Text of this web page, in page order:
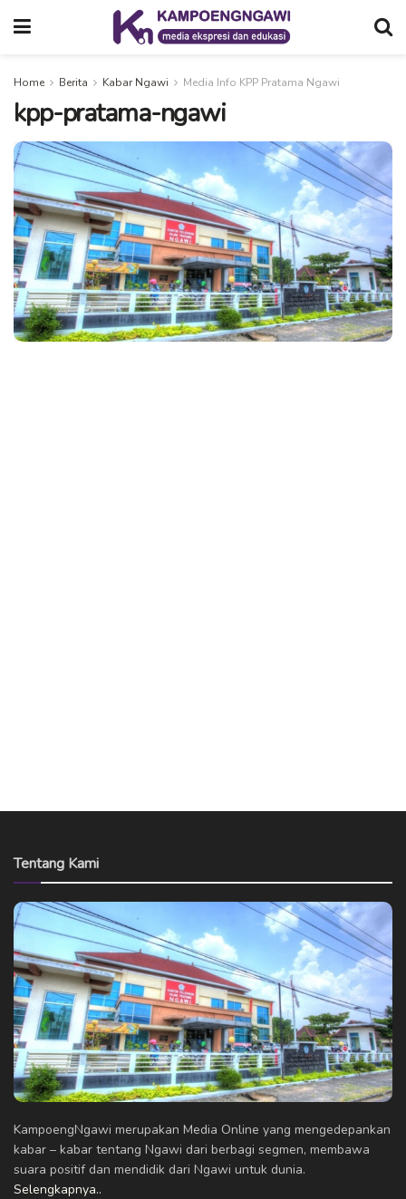
Home Berita Kabar Ngawi Media Info KPP Pratama Ngawi
kpp-pratama-ngawi
Tentang Kami
KampoengNgawi merupakan Media Online yang mengedepankan
kabar – kabar tentang Ngawi dari berbagi segmen, membawa
suara positif dan mendidik dari Ngawi untuk dunia.
Selengkapnya..